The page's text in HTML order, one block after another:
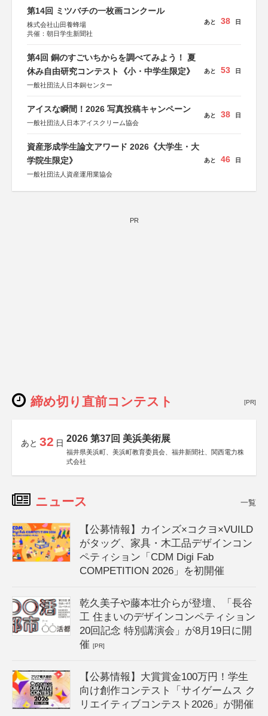
第14回 ミツバチの一枚画コンクール
株式会社山田養蜂場
共催：朝日学生新聞社
あと 38 日
第4回 銅のすごいちからを調べてみよう！ 夏
休み自由研究コンテスト《小・中学生限定》
一般社団法人日本銅センター
あと 53 日
アイスな瞬間！2026 写真投稿キャンペーン
一般社団法人日本アイスクリーム協会
あと 38 日
資産形成学生論文アワード 2026《大学生・大
学院生限定》
一般社団法人資産運用業協会
あと 46 日
PR
締め切り直前コンテスト [PR]
あと 32 日 2026 第37回 美浜美術展
福井県美浜町、美浜町教育委員会、福井新聞社、関西電力株
式会社
ニュース 一覧
【公募情報】カインズ×コクヨ×VUILD
がタッグ、家具・木工品デザインコン
ペティション「CDM Digi Fab
COMPETITION 2026」を初開催
乾久美子や藤本壮介らが登壇、「長谷
工 住まいのデザインコンペティション
20回記念 特別講演会」が8月19日に開
催[PR]
【公募情報】大賞賞金100万円！学生
向け創作コンテスト「サイゲームス ク
リエイティブコンテスト2026」が開催